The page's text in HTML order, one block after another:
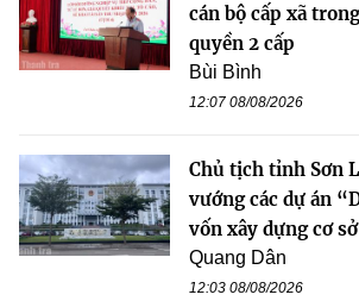
cán bộ cấp xã
quyền 2 cấp
Bùi Bình
12:07 08/08/2026
Chủ tịch tỉnh Sơn
vướng các dự án
vốn xây dựng cơ
Quang Dân
12:03 08/08/2026